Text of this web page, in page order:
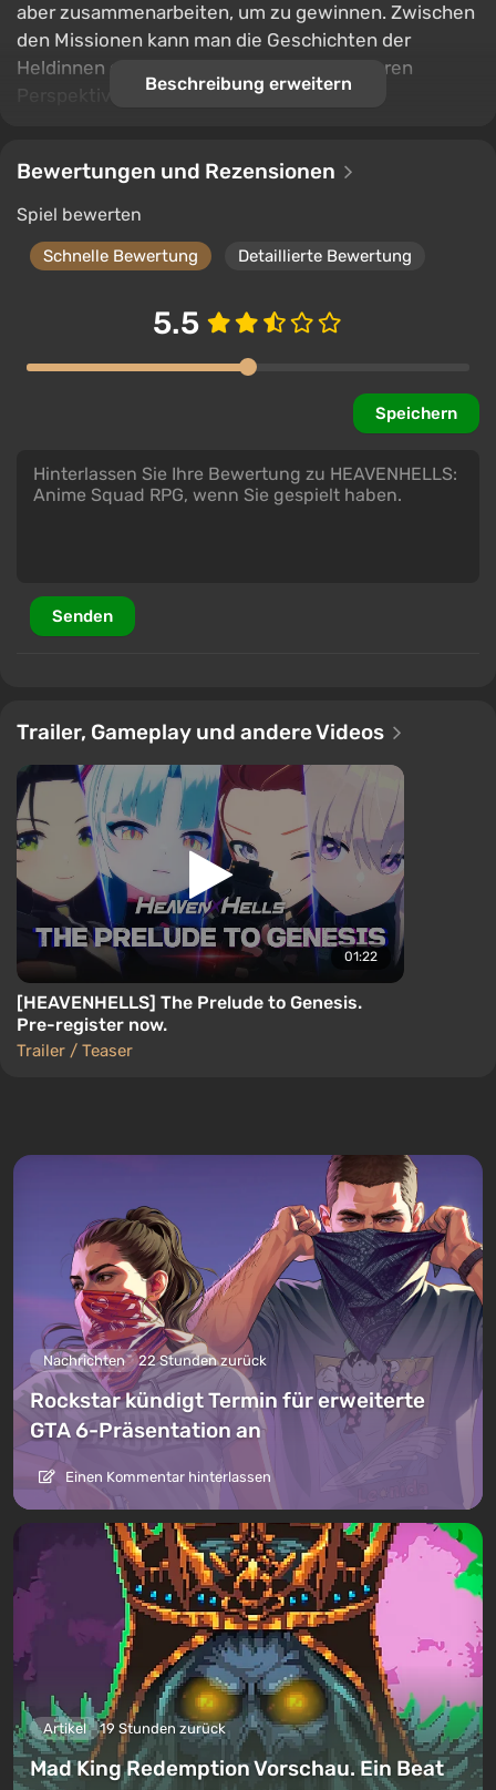
aber zusammenarbeiten, um zu gewinnen. Zwischen
den Missionen kann man die Geschichten der
Heldinnen erfahren und sie aus einer anderen
Perspektive kennenlernen.
Beschreibung erweitern
Bewertungen und Rezensionen
Spiel bewerten
Schnelle Bewertung Detaillierte Bewertung
5.5
Speichern
Senden
Trailer, Gameplay und andere Videos
01:22
[HEAVENHELLS] The Prelude to Genesis.
Pre-register now.
Trailer / Teaser
Nachrichten 22 Stunden zurück
Rockstar kündigt Termin für erweiterte
GTA 6-Präsentation an
Einen Kommentar hinterlassen
Artikel 19 Stunden zurück
Mad King Redemption Vorschau. Ein Beat